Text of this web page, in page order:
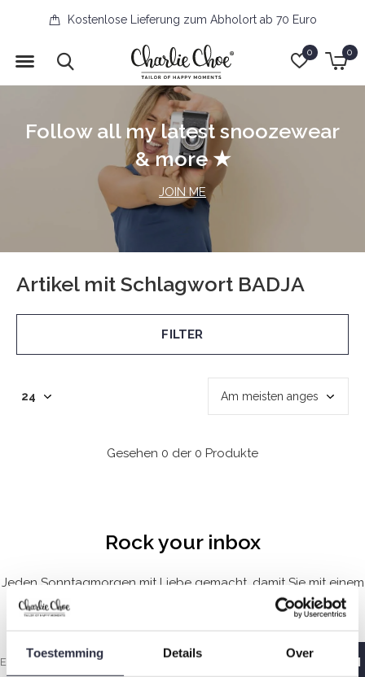
Toestemming Details Over
0 0
Kostenlose Lieferung zum Abholort ab 70 Euro
Follow all my latest snoozewear
& more ★
JOIN ME
Artikel mit Schlagwort BADJA
FILTER
Gesehen 0 der 0 Produkte
Rock your inbox
Jeden Sonntagmorgen mit Liebe gemacht, damit Sie mit einem